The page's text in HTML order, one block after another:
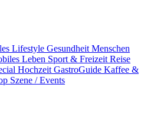
Lifestyle Gesundheit Menschen
Leben Sport & Freizeit Reise
Hochzeit GastroGuide Kaffee &
Szene / Events